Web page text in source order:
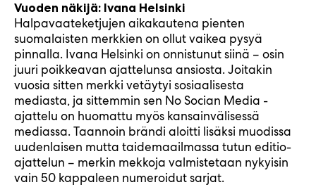
Vuoden näkijä: Ivana Helsinki
Halpavaateketjujen aikakautena pienten
suomalaisten merkkien on ollut vaikea pysyä
pinnalla. Ivana Helsinki on onnistunut siinä – osin
juuri poikkeavan ajattelunsa ansiosta. Joitakin
vuosia sitten merkki vetäytyi sosiaalisesta
mediasta, ja sittemmin sen No Socian Media -
ajattelu on huomattu myös kansainvälisessä
mediassa. Taannoin brändi aloitti lisäksi muodissa
uudenlaisen mutta taidemaailmassa tutun editio-
ajattelun – merkin mekkoja valmistetaan nykyisin
vain 50 kappaleen numeroidut sarjat.